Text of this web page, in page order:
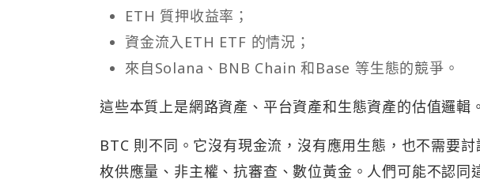
ETH 質押收益率；
資金流入ETH ETF 的情況；
來自Solana、BNB Chain 和Base 等生態的競爭。
這些本質上是網路資產、平台資產和生態資產的估值邏輯。
BTC 則不同。它沒有現金流，沒有應用生態，也不需要
枚供應量、非主權、抗審查、數位黃金。人們可能不認同